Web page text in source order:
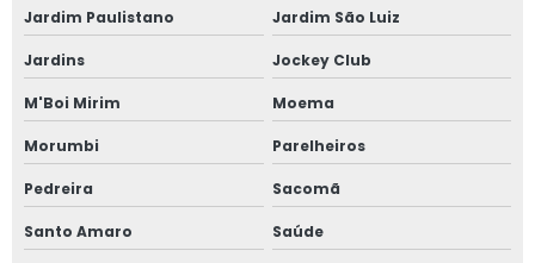
Janela anti ruído de sobrepor slim
Janela anti ruído sobreposta
Janela anti ruido sp
Janela anti som
Janela para casas de alto padrão
Jardim Paulistano Jardim São Luiz
Jardins Jockey Club
M'Boi Mirim Moema
Morumbi Parelheiros
Pedreira Sacomã
Santo Amaro Saúde